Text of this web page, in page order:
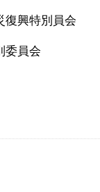
興特別員会
委員会